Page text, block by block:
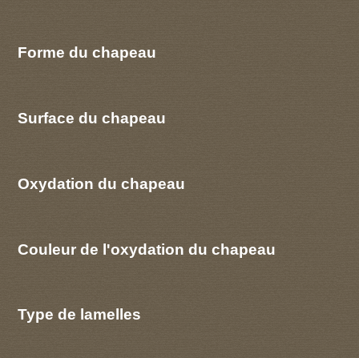
Forme du chapeau
Surface du chapeau
Oxydation du chapeau
Couleur de l'oxydation du chapeau
Type de lamelles